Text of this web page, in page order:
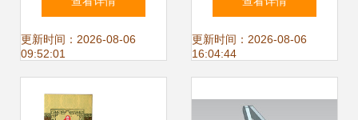
器械批发 其他医疗
更新时间：2026-08-06
09:52:01
与营养保健全方位
更新时间：2026-08-06
16:04:44